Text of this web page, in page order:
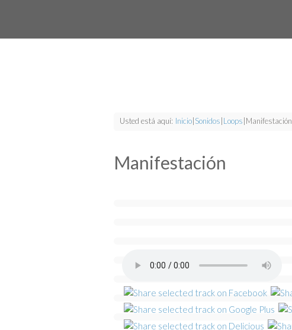
Usted está aquí: Inicio Sonidos Loops Manifestación
Manifestación